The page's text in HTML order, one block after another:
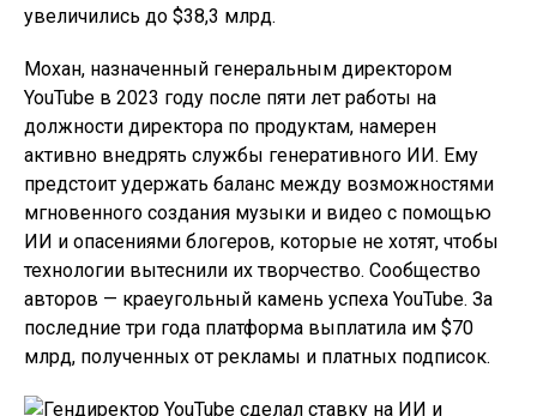
увеличились до $38,3 млрд.
Мохан, назначенный генеральным директором
YouTube в 2023 году после пяти лет работы на
должности директора по продуктам, намерен
активно внедрять службы генеративного ИИ. Ему
предстоит удержать баланс между возможностями
мгновенного создания музыки и видео с помощью
ИИ и опасениями блогеров, которые не хотят, чтобы
технологии вытеснили их творчество. Сообщество
авторов — краеугольный камень успеха YouTube. За
последние три года платформа выплатила им $70
млрд, полученных от рекламы и платных подписок.